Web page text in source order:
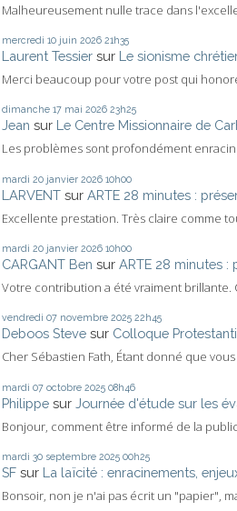
Malheureusement nulle trace dans
mercredi 10 juin 2026 21h35
Laurent Tessier sur Le sionisme
Merci beaucoup pour votre post qui
dimanche 17 mai 2026 23h25
Jean sur Le Centre Missionnaire de
Les problèmes sont profondément
mardi 20 janvier 2026 10h00
LARVENT sur ARTE 28 minutes :
Excellente prestation. Très claire comme
mardi 20 janvier 2026 10h00
CARGANT Ben sur ARTE 28 minutes :
Votre contribution a été vraiment brillante.
vendredi 07 novembre 2025 22h45
Deboos Steve sur Colloque
Cher Sébastien Fath, Étant donné que vous
mardi 07 octobre 2025 08h46
Philippe sur Journée d'étude sur les
Bonjour, comment être informé de la
mardi 30 septembre 2025 00h25
SF sur La laïcité : enracinements,
Bonsoir, non je n'ai pas écrit un "papier",